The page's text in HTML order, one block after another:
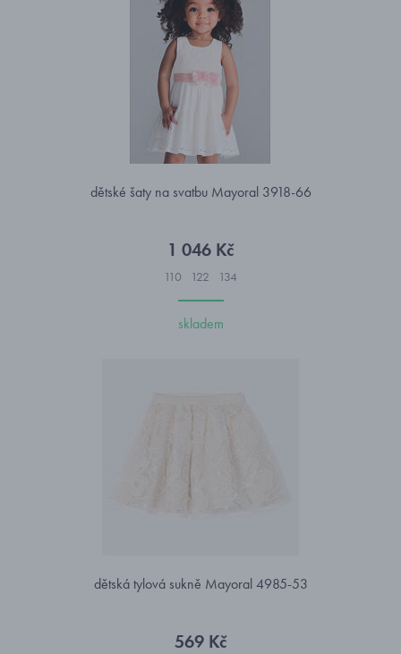
dětské šaty na svatbu Mayoral 3918-66
1 046 Kč
110 122 134
skladem
dětská tylová sukně Mayoral 4985-53
569 Kč